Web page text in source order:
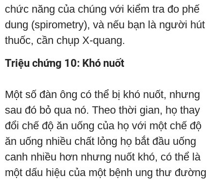
chức năng của chúng với kiểm tra đo phế
dung (spirometry), và nếu bạn là người hút
thuốc, cần chụp X-quang.
Triệu chứng 10: Khó nuốt
Một số đàn ông có thể bị khó nuốt, nhưng
sau đó bỏ qua nó. Theo thời gian, họ thay
đổi chế độ ăn uống của họ với một chế độ
ăn uống nhiều chất lỏng họ bắt đầu uống
canh nhiều hơn nhưng nuốt khó, có thể là
một dấu hiệu của một bệnh ung thư đường